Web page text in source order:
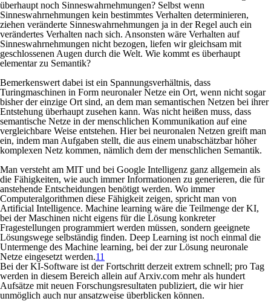
überhaupt noch Sinneswahrnehmungen? Selbst wenn
Sinneswahrnehmungen kein bestimmtes Verhalten determinieren,
ziehen veränderte Sinneswahrnehmungen ja in der Regel auch ein
verändertes Verhalten nach sich. Ansonsten wäre Verhalten auf
Sinneswahrnehmungen nicht bezogen, liefen wir gleichsam mit
geschlossenen Augen durch die Welt. Wie kommt es überhaupt
elementar zu Semantik?
Bemerkenswert dabei ist ein Spannungsverhältnis, dass
Turingmaschinen in Form neuronaler Netze ein Ort, wenn nicht sogar
bisher der einzige Ort sind, an dem man semantischen Netzen bei ihrer
Entstehung überhaupt zusehen kann. Was nicht heißen muss, dass
semantische Netze in der menschlichen Kommunikation auf eine
vergleichbare Weise entstehen. Hier bei neuronalen Netzen greift man
ein, indem man Aufgaben stellt, die aus einem unabschätzbar höher
komplexen Netz kommen, nämlich dem der menschlichen Semantik.
Man versteht am MIT und bei Google Intelligenz ganz allgemein als
die Fähigkeiten, wie auch immer Informationen zu generieren, die für
anstehende Entscheidungen benötigt werden. Wo immer
Computeralgorithmen diese Fähigkeit zeigen, spricht man von
Artificial Intelligence. Machine learning wäre die Teilmenge der KI,
bei der Maschinen nicht eigens für die Lösung konkreter
Fragestellungen programmiert werden müssen, sondern geeignete
Lösungswege selbständig finden. Deep Learning ist noch einmal die
Untermenge des Machine learning, bei der zur Lösung neuronale
Netze eingesetzt werden.11
Bei der KI-Software ist der Fortschritt derzeit extrem schnell; pro Tag
werden in diesem Bereich allein auf Arxiv.com mehr als hundert
Aufsätze mit neuen Forschungsresultaten publiziert, die wir hier
unmöglich auch nur ansatzweise überblicken können.